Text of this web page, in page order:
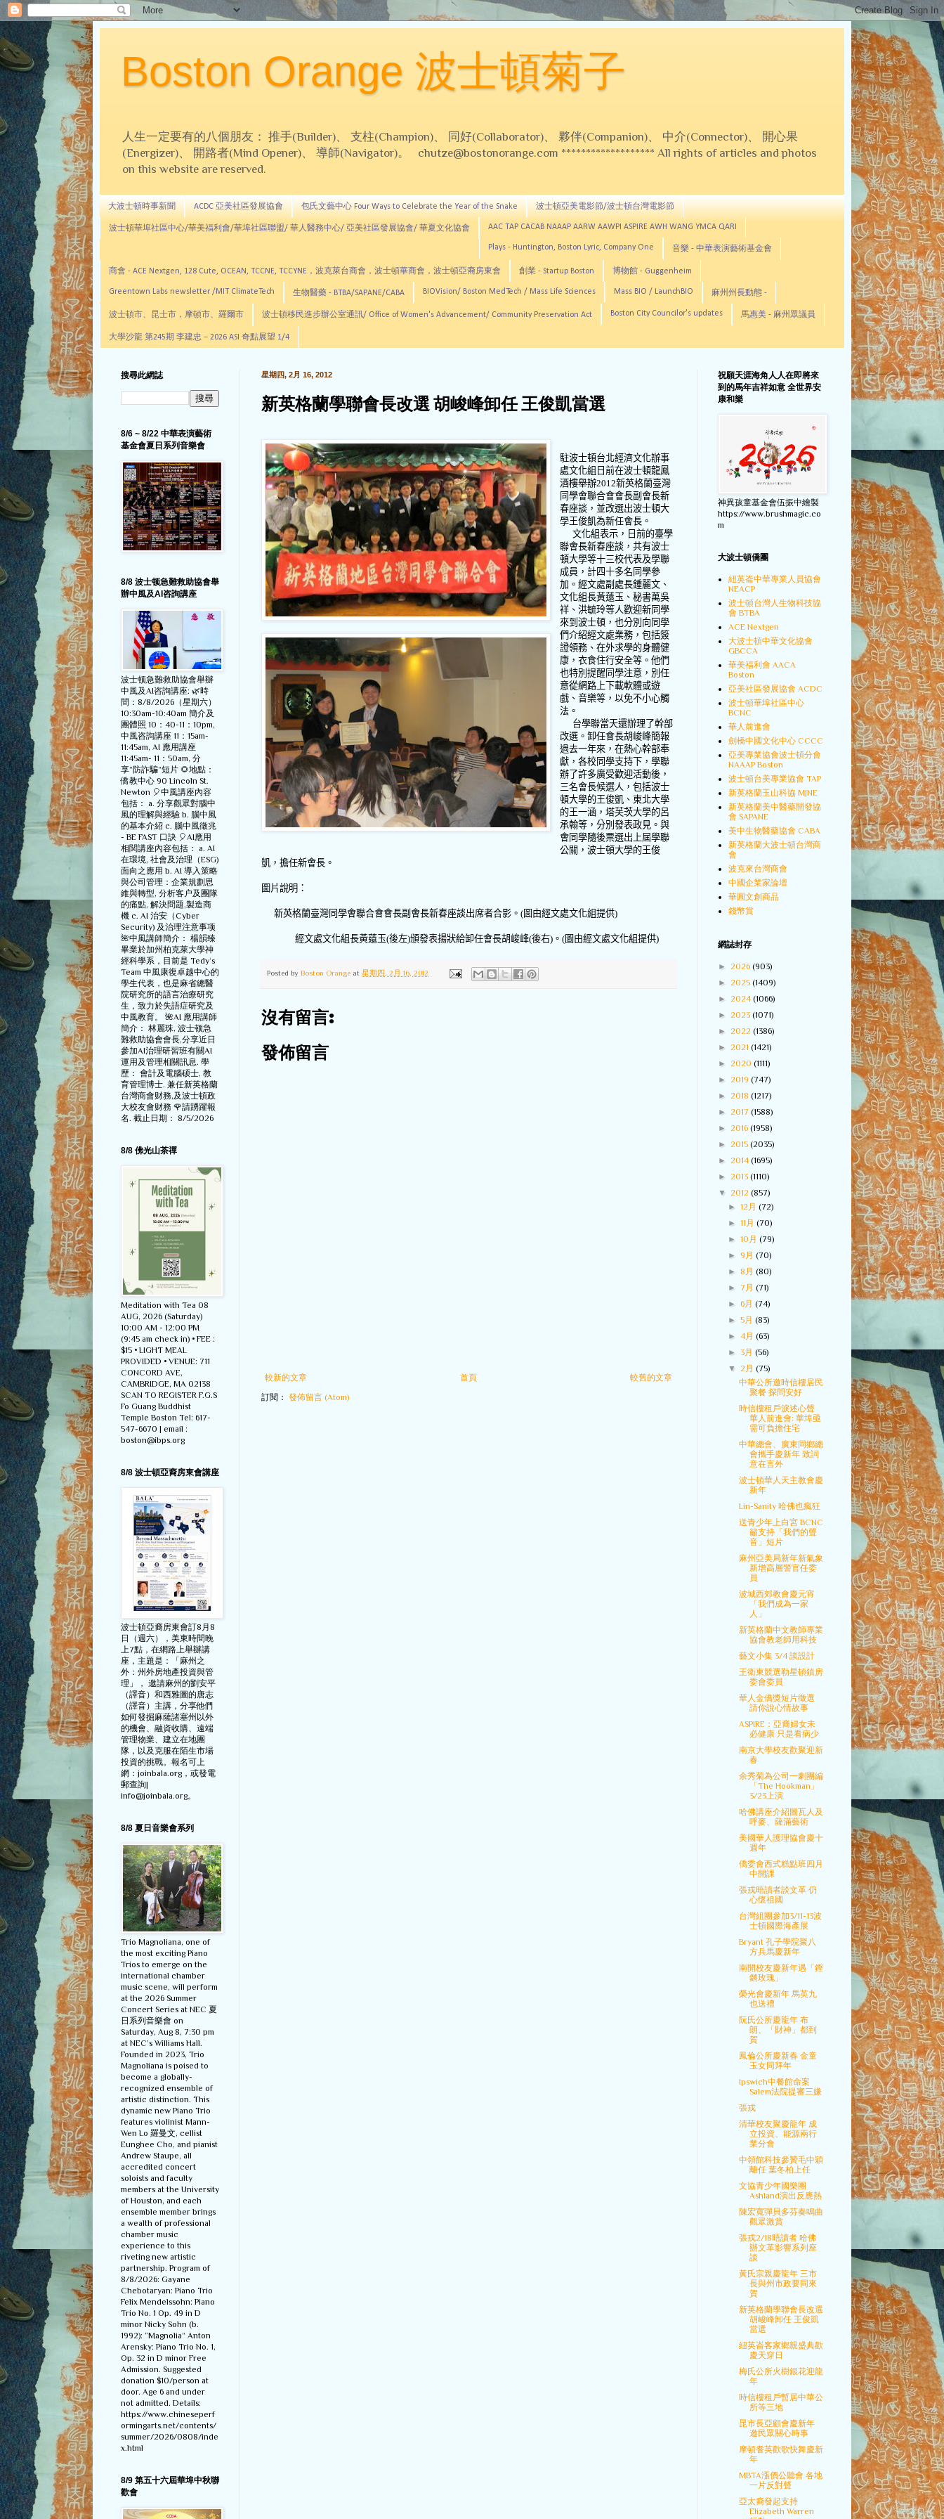
Boston Orange 波士頓菊子
人生一定要有的八個朋友： 推手(Builder)、 支柱(Champion)、 同好(Collaborator)、 夥伴(Companion)、 中介(Connector)、 開心果
(Energizer)、 開路者(Mind Opener)、 導師(Navigator)。 chutze@bostonorange.com ******************* All rights of articles and photos
on this website are reserved.
大波士頓時事新聞 ACDC 亞美社區發展協會 包氏文藝中心 Four Ways to Celebrate the Year of the Snake 波士頓亞美電影節/波士頓台灣電影節
波士頓華埠社區中心/華美福利會/華埠社區聯盟/ 華人醫務中心/ 亞美社區發展協會/ 華夏文化協會 AAC TAP CACAB NAAAP AARW AAWPI ASPIRE AWH WANG YMCA QARI
Plays - Huntington, Boston Lyric, Company One 音樂 - 中華表演藝術基金會
商會 - ACE Nextgen, 128 Cute, OCEAN, TCCNE, TCCYNE，波克萊台商會，波士頓華商會，波士頓亞裔房東會 創業 - Startup Boston 博物館 - Guggenheim
Greentown Labs newsletter /MIT ClimateTech 生物醫藥 - BTBA/SAPANE/CABA BIOVision/ Boston MedTech / Mass Life Sciences Mass BIO / LaunchBIO 麻州州長動態 -
波士頓市、昆士市，摩頓市、羅爾市 波士頓移民進步辦公室通訊/ Office of Women's Advancement/ Community Preservation Act Boston City Councilor's updates 馬惠美 - 麻州眾議員
大學沙龍 第245期 李建忠－2026 ASI 奇點展望 1/4
星期四, 2月 16, 2012
新英格蘭學聯會長改選 胡峻峰卸任 王俊凱當選
駐波士頓台北經濟文化辦事
處文化組日前在波士頓龍鳳
酒樓舉辦2012新英格蘭臺灣
同學會聯合會會長副會長新
春座談，並改選出波士頓大
學王俊凱為新任會長。
文化組表示，日前的臺學
聯會長新春座談，共有波士
頓大學等十三校代表及學聯
成員，計四十多名同學參
加。經文處副處長鍾麗文、
文化組長黃薳玉、秘書萬吳
祥、洪毓玲等人歡迎新同學
來到波士頓，也分別向同學
們介紹經文處業務，包括簽
證領務、在外求學的身體健
康，衣食住行安全等。他們
也特別提醒同學注意，別任
意從網路上下載軟體或遊
戲、音樂等，以免不小心觸
法。
台學聯當天還辦理了幹部
改選。卸任會長胡峻峰簡報
過去一年來，在熱心幹部奉
獻，各校同學支持下，學聯
辦了許多廣受歡迎活動後，
三名會長候選人，包括波士
頓大學的王俊凱、東北大學
的王一涵，塔芙茨大學的呂
承翰等，分別發表政見。與
會同學隨後票選出上屆學聯
公關，波士頓大學的王俊
凱，擔任新會長。
圖片說明：
新英格蘭臺灣同學會聯合會會長副會長新春座談出席者合影。 (圖由經文處文化組提供)
經文處文化組長黃薳玉(後左)頒發表揚狀給卸任會長胡峻峰(後右) 。 (圖由經文處文化組提供)
Posted by Boston Orange at 星期四, 2月 16, 2012
沒有留言:
發佈留言
較新的文章 較舊的文章
首頁
訂閱： 發佈留言 (Atom)
搜尋此網誌
8/6 ~ 8/22 中華表演藝術
基金會夏日系列音樂會
8/8 波士顿急難救助協會舉
辦中風及AI咨詢講座
波士顿急難救助協會舉辦
中風及AI咨詢講座: 🌿時
間：8/8/2026（星期六）
10:30am-10:40am 簡介及
團體照 10：40-11：10pm,
中風咨詢講座 11：15am-
11:45am, AI 應用講座
11:45am- 11：50am, 分
享”防詐騙”短片 🌻地點：
僑教中心 90 Lincoln St.
Newton 🎈中風講座內容
包括： a. 分享觀眾對腦中
風的理解與經驗 b. 腦中風
的基本介紹 c. 腦中風徵兆
- BE FAST 口訣 🎈AI應用
相関講座內容包括： a. AI
在環境, 社會及治理（ESG)
面向之應用 b. AI 導入策略
與公司管理：企業規劃思
維與轉型, 分析客户及團隊
的痛點, 解決問題,製造商
機 c. AI 治安（Cyber
Security) 及治理注意事项
🌺中風講師簡介： 楊韻臻
畢業於加州柏克萊大學神
經科學系，目前是 Tedy‘s
Team 中風康復卓越中心的
學生代表，也是麻省總醫
院研究所的語言治療研究
生，致力於失語症研究及
中風教育。 🌺AI 應用講師
簡介： 林麗珠, 波士顿急
難救助協會會長,分享近日
參加AI治理研習班有關AI
運用及管理相關訊息. 學
歷： 會計及電腦硕士, 教
育管理博士. 兼任新英格蘭
台灣商會财務,及波士頓政
大校友會财務 🌹請踴躍報
名. 截止日期： 8/5/2026
8/8 佛光山茶禪
Meditation with Tea 08
AUG, 2026 (Saturday)
10:00 AM - 12:00 PM
(9:45 am check in) • FEE :
$15 • LIGHT MEAL
PROVIDED • VENUE: 711
CONCORD AVE,
CAMBRIDGE, MA 02138
SCAN TO REGISTER F.G.S
Fo Guang Buddhist
Temple Boston Tel: 617-
547-6670 | email :
boston@ibps.org
8/8 波士頓亞裔房東會講座
波士頓亞裔房東會訂8月8
日（週六），美東時間晚
上7點，在網路上舉辦講
座，主題是：「麻州之
外：州外房地產投資與管
理」， 邀請麻州的劉安平
（譯音）和西雅圖的唐志
（譯音）主講，分享他們
如何發掘麻薩諸塞州以外
的機會、融資收購、遠端
管理物業、建立在地團
隊，以及克服在陌生市場
投資的挑戰。報名可上
網：joinbala.org，或發電
郵查詢|
info@joinbala.org。
8/8 夏日音樂會系列
Trio Magnoliana, one of
the most exciting Piano
Trios to emerge on the
international chamber
music scene, will perform
at the 2026 Summer
Concert Series at NEC 夏
日系列音樂會 on
Saturday, Aug 8, 7:30 pm
at NEC’s Williams Hall.
Founded in 2023, Trio
Magnoliana is poised to
become a globally-
recognized ensemble of
artistic distinction. This
dynamic new Piano Trio
features violinist Mann-
Wen Lo 羅曼文, cellist
Eunghee Cho, and pianist
Andrew Staupe, all
accredited concert
soloists and faculty
members at the University
of Houston, and each
ensemble member brings
a wealth of professional
chamber music
experience to this
riveting new artistic
partnership. Program of
8/8/2026: Gayane
Chebotaryan: Piano Trio
Felix Mendelssohn: Piano
Trio No. 1 Op. 49 in D
minor Nicky Sohn (b.
1992): “Magnolia” Anton
Arensky: Piano Trio No. 1,
Op. 32 in D minor Free
Admission. Suggested
donation $10/person at
door. Age 6 and under
not admitted. Details:
https://www.chineseperf
ormingarts.net/contents/
summer/2026/0808/inde
x.html
8/9 第五十六屆華埠中秋聯
歡會
祝願天涯海角人人在即將來
到的馬年吉祥如意 全世界安
康和樂
神異孩童基金會伍振中繪製
https://www.brushmagic.co
m
大波士頓僑團
紐英崙中華專業人員協會
NEACP
波士頓台灣人生物科技協
會 BTBA
ACE Nextgen
大波士頓中華文化協會
GBCCA
華美福利會 AACA
Boston
亞美社區發展協會 ACDC
波士頓華埠社區中心
BCNC
華人前進會
劍橋中國文化中心 CCCC
亞美專業協會波士頓分會
NAAAP Boston
波士頓台美專業協會 TAP
新英格蘭玉山科協 MJNE
新英格蘭美中醫藥開發協
會 SAPANE
美中生物醫藥協會 CABA
新英格蘭大波士頓台灣商
會
波克來台灣商會
中國企業家論壇
華圓文創商品
錢幣賞
網誌封存
► 2026 (903)
► 2025 (1409)
► 2024 (1066)
► 2023 (1071)
► 2022 (1386)
► 2021 (1421)
► 2020 (1111)
► 2019 (747)
► 2018 (1217)
► 2017 (1588)
► 2016 (1958)
► 2015 (2035)
► 2014 (1695)
► 2013 (1110)
▼ 2012 (857)
►12月(72)
►11月(70)
►10月(79)
►9月(70)
► 8月(80)
► 7月(71)
►6月(74)
►5月(83)
► 4月(63)
►3月(56)
▼2月(75)
中華公所邀時信樓居民
聚餐 探問安好
時信樓租戶淚述心聲
華人前進會: 華埠亟
需可負擔住宅
中華總會、廣東同鄉總
會攜手慶新年 致詞
意在言外
波士頓華人天主教會慶
新年
Lin-Sanity 哈佛也瘋狂
送青少年上白宮 BCNC
籲支持「我們的聲
音」短片
麻州亞美局新年新氣象
新增高層警官任委
員
波城西郊教會慶元宵
「我們成為一家
人」
新英格蘭中文教師專業
協會教老師用科技
藝文小集 3/4 談設計
王衛東競選勒星頓鎮房
委會委員
華人金僑獎短片徵選
請你說心情故事
ASPIRE：亞裔婦女未
必健康 只是看病少
南京大學校友歡聚迎新
春
余秀菊為公司一劇團編
「The Hookman」
3/23上演
哈佛講座介紹圖瓦人及
呼麥、薩滿藝術
美國華人護理協會慶十
週年
僑委會西式糕點班四月
中開課
張戎晤讀者談文革 仍
心懷祖國
台灣組團參加3/11-13波
士頓國際海產展
Bryant 孔子學院聚八
方兵馬慶新年
南開校友慶新年遇「鏗
鏘玫瑰」
榮光會慶新年 馬英九
也送禮
阮氏公所慶龍年 布
朗、「財神」都到
賀
鳳倫公所慶新春 金童
玉女同拜年
Ipswich中餐館命案
Salem法院提審三嫌
張戎
清華校友聚慶龍年 成
立投資、能源兩行
業分會
中領館科技參贊毛中穎
離任 葉冬柏上任
文協青少年國樂團
Ashland演出反應熱
陳宏寬彈貝多芬奏鳴曲
觀眾激賞
張戎2/18晤讀者 哈佛
辦文革影響系列座
談
黃氏宗親慶龍年 三市
長與州市政要同來
賀
新英格蘭學聯會長改選
胡峻峰卸任 王俊凱
當選
紐英崙客家鄉親盛典歡
慶天穿日
梅氏公所火樹銀花迎龍
年
時信樓租戶暫居中華公
所等三地
昆市長亞顧會慶新年
邀民眾關心時事
摩頓耆英歡歌快舞慶新
年
MBTA漲價公聽會 各地
一片反對聲
亞太裔發起支持
Elizabeth Warren